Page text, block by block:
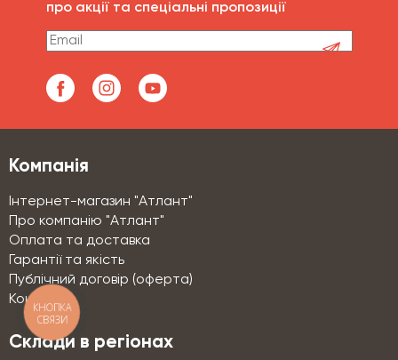
про акції та спеціальні пропозиції
Компанія
Інтернет-магазин "Атлант"
Про компанію "Атлант"
Оплата та доставка
Гарантії та якість
Публічний договір (оферта)
Контакти
Склади в регіонах
КНОПКА
СВЯЗИ